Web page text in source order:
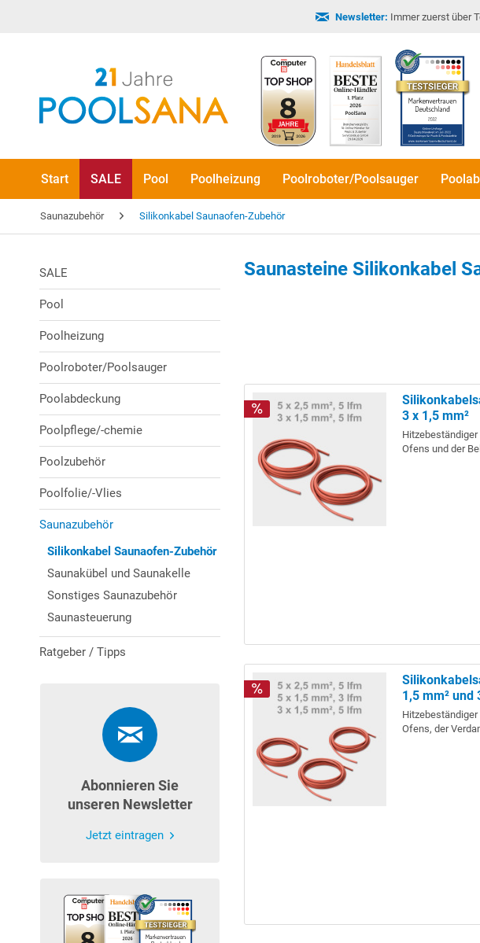
Newsletter: Immer zuerst über
Start SALE Pool Poolheizung Poolroboter/Poolsauger
Saunazubehör Silikonkabel Saunaofen-Zubehör
SALE
Pool
Poolheizung
Poolroboter/Poolsauger
Poolabdeckung
Poolpflege/-chemie
Poolzubehör
Poolfolie/-Vlies
Saunazubehör
Silikonkabel Saunaofen-Zubehör
Saunakübel und Saunakelle
Sonstiges Saunazubehör
Saunasteuerung
Ratgeber / Tipps
Abonnieren Sie
unseren Newsletter
Jetzt eintragen
Saunasteine Silikonkabel
3 x 1,5 mm²
Ofens und der
1,5 mm² und
Ofens, der